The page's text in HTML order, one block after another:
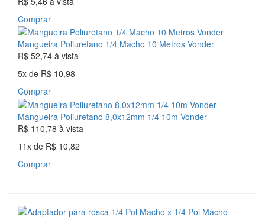
Comprar
Mangueira Poliuretano 1/4 Macho 10 Metros Vonder
R$ 52,74 à vista
5x de R$ 10,98
Comprar
Mangueira Poliuretano 8,0x12mm 1/4 10m Vonder
R$ 110,78 à vista
11x de R$ 10,82
Comprar